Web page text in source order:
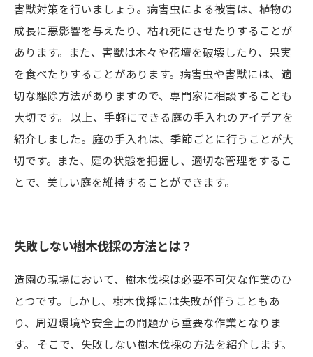
害獣対策を行いましょう。病害虫による被害は、植物の
成長に悪影響を与えたり、枯れ死にさせたりすることが
あります。また、害獣は木々や花壇を破壊したり、果実
を食べたりすることがあります。病害虫や害獣には、適
切な駆除方法がありますので、専門家に相談することも
大切です。 以上、手軽にできる庭の手入れのアイデアを
紹介しました。庭の手入れは、季節ごとに行うことが大
切です。また、庭の状態を把握し、適切な管理をするこ
とで、美しい庭を維持することができます。
失敗しない樹木伐採の方法とは？
造園の現場において、樹木伐採は必要不可欠な作業のひ
とつです。しかし、樹木伐採には失敗が伴うこともあ
り、周辺環境や安全上の問題から重要な作業となりま
す。 そこで、失敗しない樹木伐採の方法を紹介します。